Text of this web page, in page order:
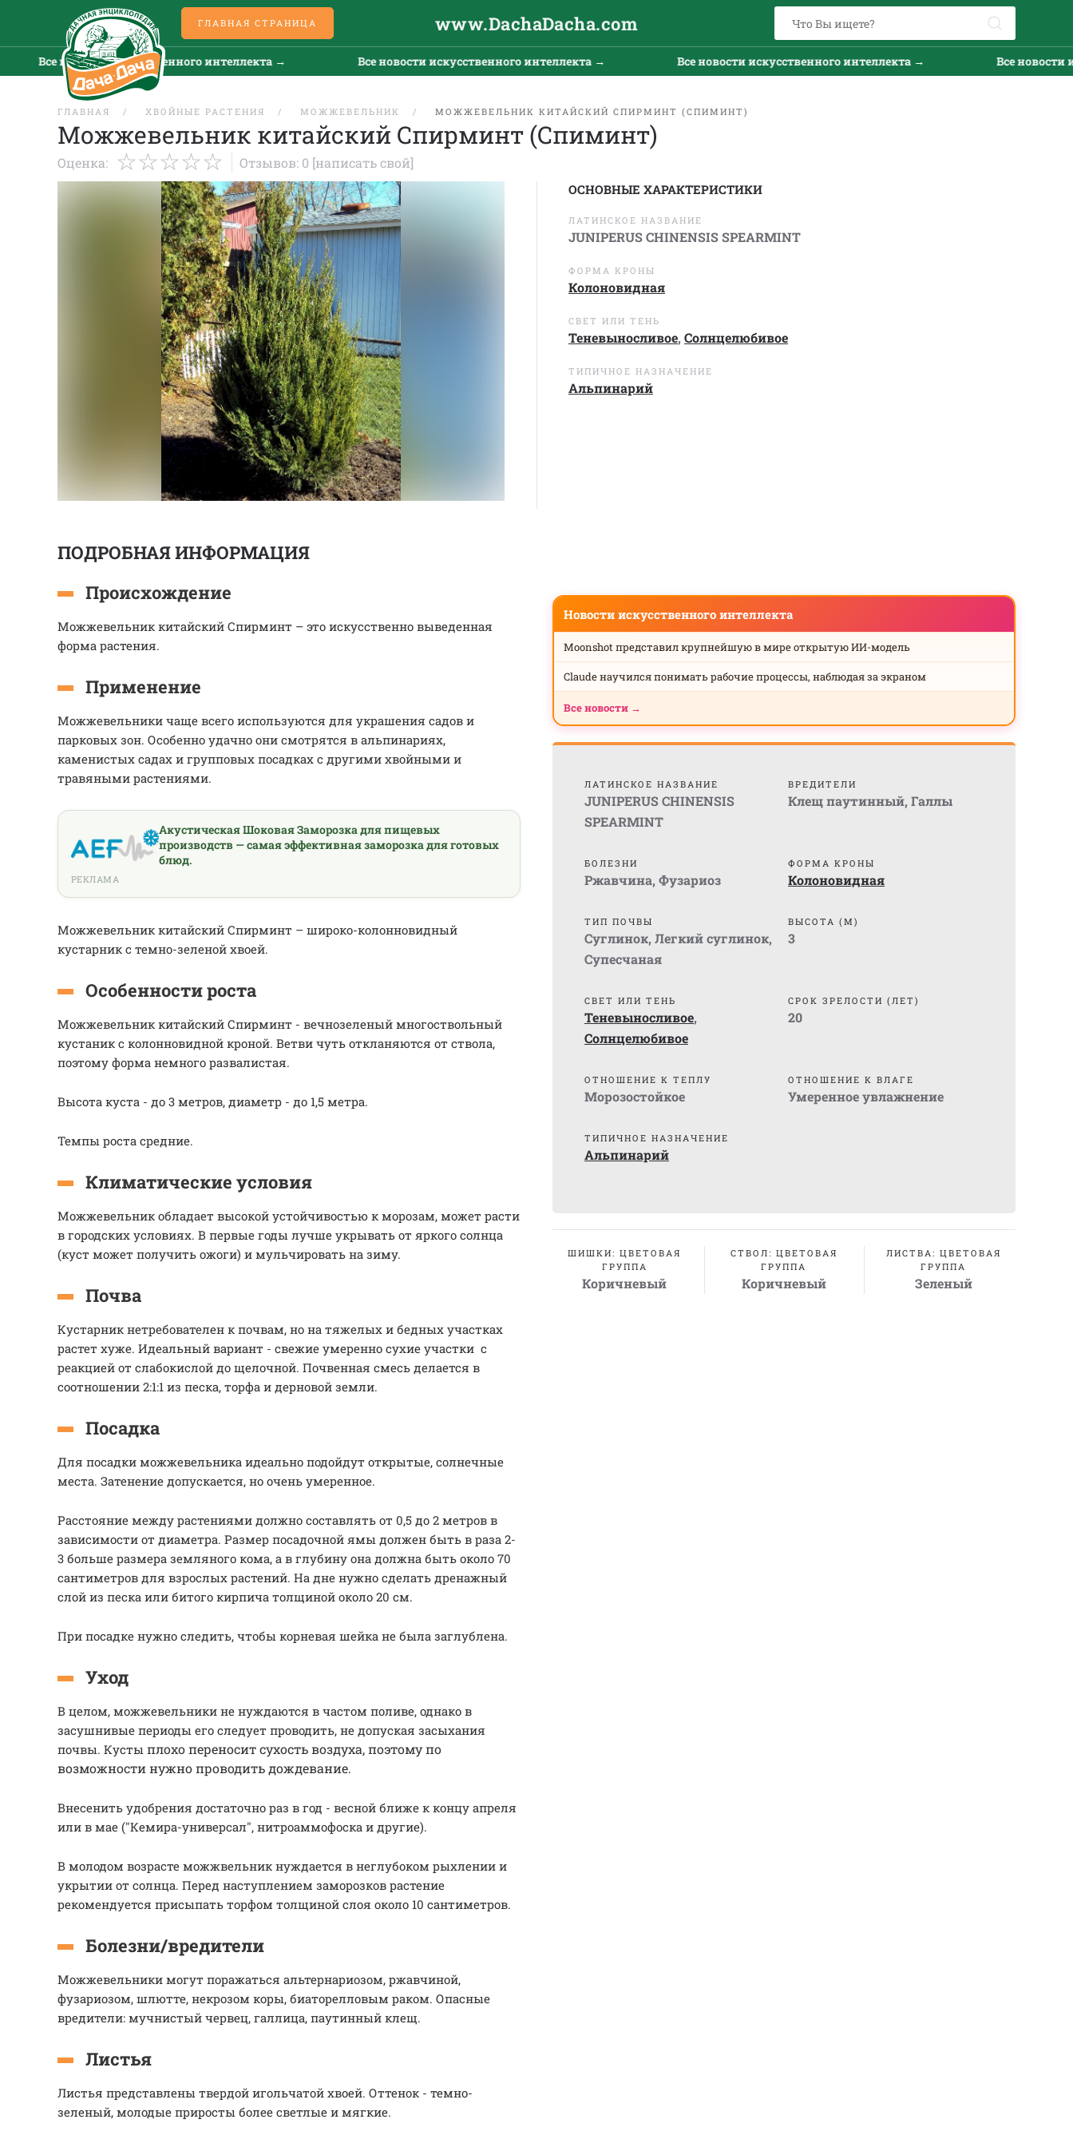
ГЛАВНАЯ СТРАНИЦА www.DachaDacha.com
Все новости искусственного интеллекта → Все новости искусственного интеллекта → Все новости искусственного интеллекта → Все новости
ГЛАВНАЯ ХВОЙНЫЕ РАСТЕНИЯ МОЖЖЕВЕЛЬНИК МОЖЖЕВЕЛЬНИК КИТАЙСКИЙ СПИРМИНТ (СПИМИНТ)
Можжевельник китайский Спирминт (Спиминт)
Оценка: Отзывов: 0 [написать свой]
ОСНОВНЫЕ ХАРАКТЕРИСТИКИ
ЛАТИНСКОЕ НАЗВАНИЕ
JUNIPERUS CHINENSIS SPEARMINT
ФОРМА КРОНЫ
Колоновидная
СВЕТ ИЛИ ТЕНЬ
Теневыносливое, Солнцелюбивое
ТИПИЧНОЕ НАЗНАЧЕНИЕ
Альпинарий
ПОДРОБНАЯ ИНФОРМАЦИЯ
Происхождение
Можжевельник китайский Спирминт – это искусственно выведенная
форма растения.
Применение
Можжевельники чаще всего используются для украшения садов и
парковых зон. Особенно удачно они смотрятся в альпинариях,
каменистых садах и групповых посадках с другими хвойными и
травяными растениями.
Акустическая Шоковая Заморозка для пищевых
производств — самая эффективная заморозка для готовых
блюд.
РЕКЛАМА
Можжевельник китайский Спирминт – широко-колонновидный
кустарник с темно-зеленой хвоей.
Особенности роста
Можжевельник китайский Спирминт - вечнозеленый многоствольный
кустаник с колонновидной кроной. Ветви чуть откланяются от ствола,
поэтому форма немного развалистая.
Высота куста - до 3 метров, диаметр - до 1,5 метра.
Темпы роста средние.
Климатические условия
Можжевельник обладает высокой устойчивостью к морозам, может расти
в городских условиях. В первые годы лучше укрывать от яркого солнца
(куст может получить ожоги) и мульчировать на зиму.
Почва
Кустарник нетребователен к почвам, но на тяжелых и бедных участках
растет хуже. Идеальный вариант - свежие умеренно сухие участки с
реакцией от слабокислой до щелочной. Почвенная смесь делается в
соотношении 2:1:1 из песка, торфа и дерновой земли.
Посадка
Для посадки можжевельника идеально подойдут открытые, солнечные
места. Затенение допускается, но очень умеренное.
Расстояние между растениями должно составлять от 0,5 до 2 метров в
зависимости от диаметра. Размер посадочной ямы должен быть в раза 2-
3 больше размера земляного кома, а в глубину она должна быть около 70
сантиметров для взрослых растений. На дне нужно сделать дренажный
слой из песка или битого кирпича толщиной около 20 см.
При посадке нужно следить, чтобы корневая шейка не была заглублена.
Уход
В целом, можжевельники не нуждаются в частом поливе, однако в
засушнивые периоды его следует проводить, не допуская засыхания
почвы. Кусты плохо переносит сухость воздуха, поэтому по
возможности нужно проводить дождевание.
Внесенить удобрения достаточно раз в год - весной ближе к концу апреля
или в мае ("Кемира-универсал", нитроаммофоска и другие).
В молодом возрасте можжвельник нуждается в неглубоком рыхлении и
укрытии от солнца. Перед наступлением заморозков растение
рекомендуется присыпать торфом толщиной слоя около 10 сантиметров.
Болезни/вредители
Можжевельники могут поражаться альтернариозом, ржавчиной,
фузариозом, шлютте, некрозом коры, биаторелловым раком. Опасные
вредители: мучнистый червец, галлица, паутинный клещ.
Листья
Листья представлены твердой игольчатой хвоей. Оттенок - темно-
зеленый, молодые приросты более светлые и мягкие.
Новости искусственного интеллекта
Moonshot представил крупнейшую в мире открытую ИИ-модель
Claude научился понимать рабочие процессы, наблюдая за экраном
Все новости →
ЛАТИНСКОЕ НАЗВАНИЕ
JUNIPERUS CHINENSIS
SPEARMINT
ВРЕДИТЕЛИ
Клещ паутинный, Галлы
БОЛЕЗНИ
Ржавчина, Фузариоз
ФОРМА КРОНЫ
Колоновидная
ТИП ПОЧВЫ
Суглинок, Легкий суглинок,
Супесчаная
ВЫСОТА (М)
3
СВЕТ ИЛИ ТЕНЬ
Теневыносливое,
Солнцелюбивое
СРОК ЗРЕЛОСТИ (ЛЕТ)
20
ОТНОШЕНИЕ К ТЕПЛУ
Морозостойкое
ОТНОШЕНИЕ К ВЛАГЕ
Умеренное увлажнение
ТИПИЧНОЕ НАЗНАЧЕНИЕ
Альпинарий
ШИШКИ: ЦВЕТОВАЯ
ГРУППА
Коричневый
СТВОЛ: ЦВЕТОВАЯ
ГРУППА
Коричневый
ЛИСТВА: ЦВЕТОВАЯ
ГРУППА
Зеленый